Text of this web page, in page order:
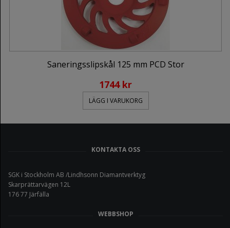
Saneringsslipskål 125 mm PCD Stor
1744 kr
LÄGG I VARUKORG
KONTAKTA OSS
SGK i Stockholm AB /Lindhsonn Diamantverktyg
Skarprättarvägen 12L
176 77 Järfälla
WEBBSHOP